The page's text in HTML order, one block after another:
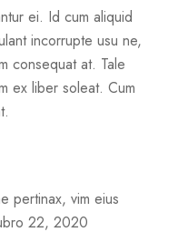
ei. Id cum aliquid
incorrupte usu ne,
consequat at. Tale
ex liber soleat. Cum
22, 2020
pertinax, vim eius